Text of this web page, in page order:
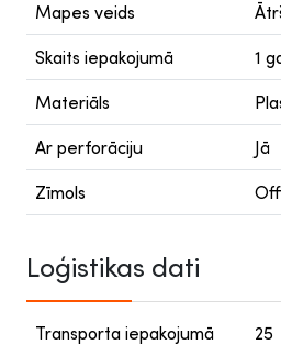
Mapes veids
Skaits iepakojumā 1
Materiāls
Ar perforāciju Jā
Zīmols
Loģistikas dati
Transporta iepakojumā 25